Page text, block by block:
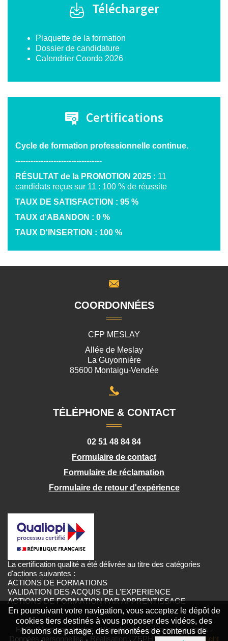
En poursuivant votre navigation, vous acceptez le dépôt de
cookies tiers destinés à vous proposer des vidéos, des
boutons de partage, des remontées de contenus de
Télécharger
Plaquette de la formation
Dossier de candidature
Calendrier Coordo 2026
Certifications
Cycle de formation professionnelle continue.
----------------------------------
RÉSULTAT de la PROMOTION 2025 : 11
candidats reçus sur 11 : 100 % de réussite
TAUX DE SATISFACTION : 95 %
TAUX d'ABANDON : 0 %
TAUX D'INSERTION : 100 %
COORDONNÉES
CFP MESLAY
Allée de Meslay
La Guyonnière
85600 Montaigu-Vendée
TÉLÉPHONE & CONTACT
02 51 48 84 84
Formulaire de contact
Formulaire de réclamation
Formulaire de retour d'expérience
COPYRIGHT
2018
-
LAISSER
MASQUÉ
La certification qualité a été délivrée au titre des catégories
d'actions suivantes :
ACTIONS DE FORMATIONS
VALIDATION DES ACQUIS DE L'EXPERIENCE
ACTIONS DE FORMATION PAR APPRENTISSAGE
FAQ-Mentions légales -Plan du site-Exercez vos droits -
Données personnelles - Réalisation : ZEPHYR&KO- Copyright